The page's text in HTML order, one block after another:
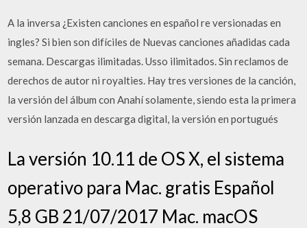
A la inversa ¿Existen canciones en español re versionadas en
ingles? Si bien son difíciles de Nuevas canciones añadidas cada
semana. Descargas ilimitadas. Usso ilimitados. Sin reclamos de
derechos de autor ni royalties. Hay tres versiones de la canción,
la versión del álbum con Anahí solamente, siendo esta la primera
versión lanzada en descarga digital, la versión en portugués
La versión 10.11 de OS X, el sistema
operativo para Mac. gratis Español
5,8 GB 21/07/2017 Mac. macOS